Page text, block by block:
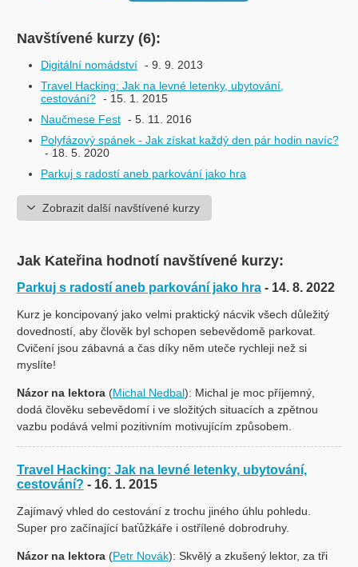
Navštívené kurzy (6):
Digitální nomádství - 9. 9. 2013
Travel Hacking: Jak na levné letenky, ubytování,
cestování? - 15. 1. 2015
Naučmese Fest - 5. 11. 2016
Polyfázový spánek - Jak získat každý den pár hodin navíc?
- 18. 5. 2020
Parkuj s radostí aneb parkování jako hra
Zobrazit další navštívené kurzy
Jak Kateřina hodnotí navštívené kurzy:
Parkuj s radostí aneb parkování jako hra - 14. 8. 2022
Kurz je koncipovaný jako velmi praktický nácvik všech důležitý
dovedností, aby člověk byl schopen sebevědomě parkovat.
Cvičení jsou zábavná a čas díky něm uteče rychleji než si
myslíte!
Názor na lektora(Michal Nedbal): Michal je moc příjemný,
dodá člověku sebevědomí i ve složitých situacích a zpětnou
vazbu podává velmi pozitivním motivujícím způsobem.
Travel Hacking: Jak na levné letenky, ubytování,
cestování? - 16. 1. 2015
Zajímavý vhled do cestování z trochu jiného úhlu pohledu.
Super pro začínající baťůžkáře i ostřílené dobrodruhy.
Názor na lektora(Petr Novák): Skvělý a zkušený lektor, za tři